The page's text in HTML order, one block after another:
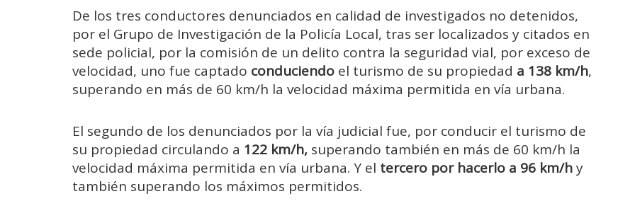
De los tres conductores denunciados en calidad de investigados no detenidos,
por el Grupo de Investigación de la Policía Local, tras ser localizados y citados en
sede policial, por la comisión de un delito contra la seguridad vial, por exceso de
velocidad, uno fue captado conduciendo el turismo de su propiedad a 138 km/h,
superando en más de 60 km/h la velocidad máxima permitida en vía urbana.
El segundo de los denunciados por la vía judicial fue, por conducir el turismo de
su propiedad circulando a 122 km/h, superando también en más de 60 km/h la
velocidad máxima permitida en vía urbana. Y el tercero por hacerlo a 96 km/hy
también superando los máximos permitidos.